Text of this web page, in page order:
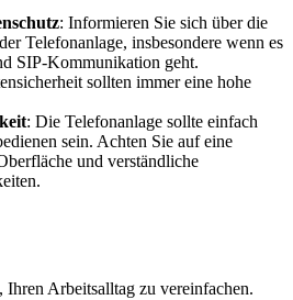
: Informieren Sie sich über die
Telefonanlage, insbesondere wenn es
SIP-Kommunikation geht.
sollten immer eine hohe
: Die Telefonanlage sollte einfach
sein. Achten Sie auf eine
und verständliche
Arbeitsalltag zu vereinfachen.